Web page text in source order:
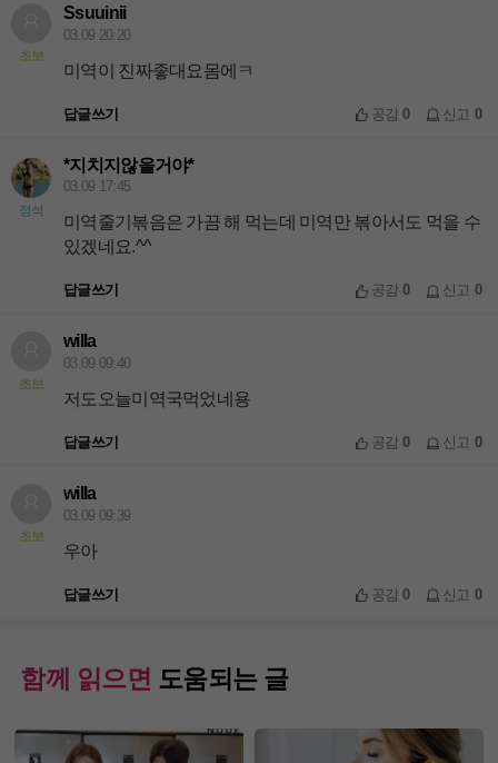
초보
Ssuuinii
03.09 20:20
미역이 진짜좋대요몸에ㅋ
답글쓰기 공감0 신고 0
정석
*지치지않을거야*
03.09 17:45
미역줄기볶음은 가끔 해 먹는데 미역만 볶아서도 먹을 수
있겠네요.^^
답글쓰기 공감0 신고 0
초보
willa
03.09 09:40
저도오늘미역국먹었네용
답글쓰기 공감0 신고 0
초보
willa
03.09 09:39
우아
답글쓰기 공감0 신고 0
함께 읽으면 도움되는 글